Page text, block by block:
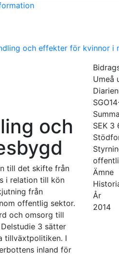
och effekter för kvinnor i
och
till det skifte från
i relation till kön
från
offentlig sektor.
och omsorg till
3 sätter
tillväxtpolitiken. I
inland för
Umeå
Summa
SEK 3
Ämne
År
2014